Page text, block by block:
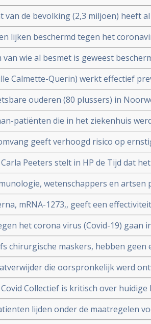
van de bevolking (2,3 miljoen) heeft
en hebben al langdurende
uit onderzoek van bloedbank
lijken beschermd tegen het
besmettingen met
van wie al besmet is geweest
ook tegen nieuwe mutaties
van het coronavirus - Covid-19
Calmette-Querin) werkt effectief
ook tegen COVID-19. RADBOUD
uit studie met ouderen.
ouderen (80 plussers) in
of Moderna.
patiënten die in het ziekenhuis
later nog steeds symptomen, zo
geeft verhoogd risico op
19 blijkt uit Nederlandse studie
Peeters stelt in HP de Tijd dat
dat met ervaringen met het
wetenschappers en artsen
Covid-19. Er is steeds meer bewijs
19mRNA-1273,, geeft een
het corona virus (Covid-19) gaan
na goede resultaten bij groepen
chirurgische maskers, hebben
studies. Dit in
van ons eist.die oorspronkelijk werd
betere overleving bij ernstig zieke
procentCollectief is kritisch over
Covid-19 en pleit voor veel meer
lijden onder de maatregelen
en diagnoses te lang